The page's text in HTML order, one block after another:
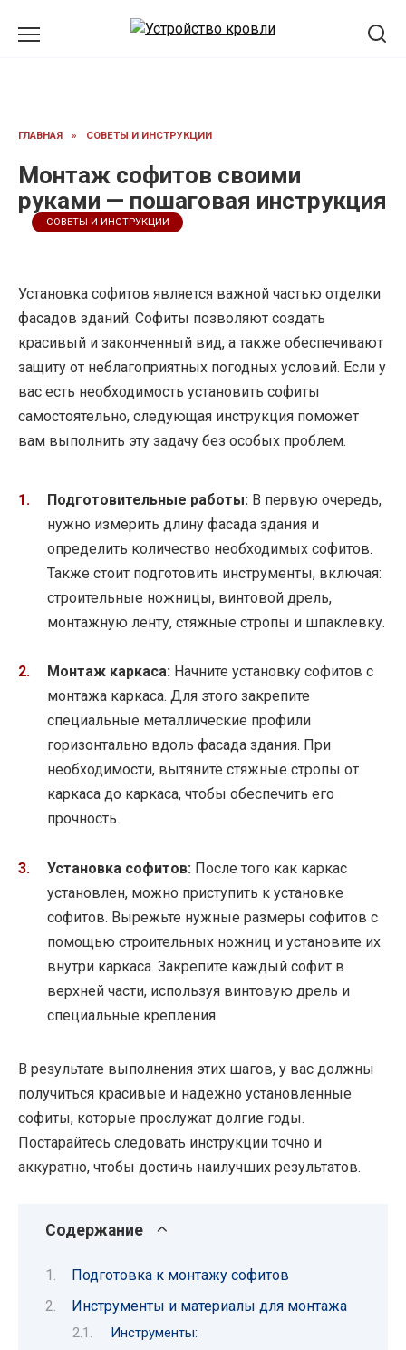
ГЛАВНАЯ » СОВЕТЫ И ИНСТРУКЦИИ
Монтаж софитов своими
руками — пошаговая инструкция
СОВЕТЫ И ИНСТРУКЦИИ
Установка софитов является важной частью отделки
фасадов зданий. Софиты позволяют создать
красивый и законченный вид, а также обеспечивают
защиту от неблагоприятных погодных условий. Если у
вас есть необходимость установить софиты
самостоятельно, следующая инструкция поможет
вам выполнить эту задачу без особых проблем.
Подготовительные работы: В первую очередь,
нужно измерить длину фасада здания и
определить количество необходимых софитов.
Также стоит подготовить инструменты, включая:
строительные ножницы, винтовой дрель,
монтажную ленту, стяжные стропы и шпаклевку.
Монтаж каркаса: Начните установку софитов с
монтажа каркаса. Для этого закрепите
специальные металлические профили
горизонтально вдоль фасада здания. При
необходимости, вытяните стяжные стропы от
каркаса до каркаса, чтобы обеспечить его
прочность.
Установка софитов: После того как каркас
установлен, можно приступить к установке
софитов. Вырежьте нужные размеры софитов с
помощью строительных ножниц и установите их
внутри каркаса. Закрепите каждый софит в
верхней части, используя винтовую дрель и
специальные крепления.
В результате выполнения этих шагов, у вас должны
получиться красивые и надежно установленные
софиты, которые прослужат долгие годы.
Постарайтесь следовать инструкции точно и
аккуратно, чтобы достичь наилучших результатов.
Содержание
Подготовка к монтажу софитов
Инструменты и материалы для монтажа
Инструменты: